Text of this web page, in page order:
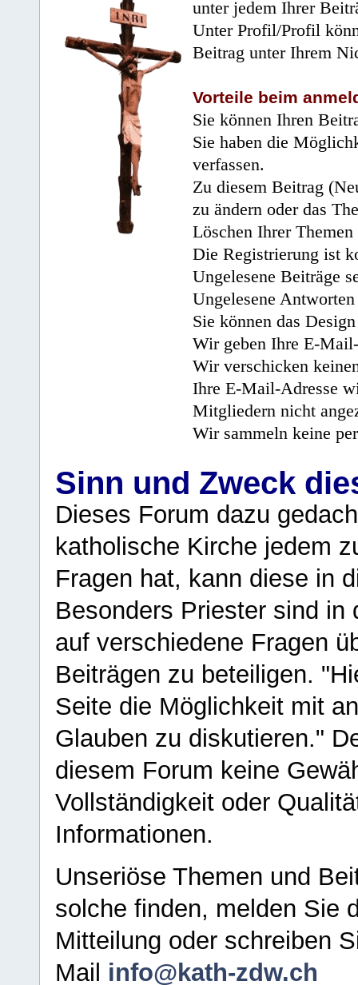
unter jedem Ihrer
Unter Profil/Profil
Beitrag unter Ihrem
Vorteile beim
Sie können Ihren
Sie haben die
verfassen.
Zu diesem Beitrag
zu ändern oder das
Löschen Ihrer
Die Registrierung ist
Ungelesene Beiträge
Ungelesene
Sie können das
Wir geben Ihre E-
Wir verschicken
Ihre E-Mail-Adresse
Mitgliedern nicht
Wir sammeln keine
Sinn und Zweck
Dieses Forum dazu
katholische Kirche jedem
Fragen hat, kann diese in
Besonders Priester sind in
auf verschiedene Fragen
Beiträgen zu beteiligen.
Seite die Möglichkeit mit
Glauben zu diskutieren."
diesem Forum keine
Vollständigkeit oder
Informationen.
Unseriöse Themen und
solche finden, melden Sie
Mitteilung oder schreiben
Mail info@kath-zdw.ch